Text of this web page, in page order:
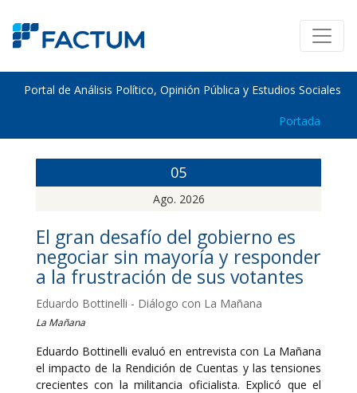
Portal de Análisis Político, Opinión Pública y Estudios Sociales
Portada
05
Ago. 2026
El gran desafío del gobierno es
negociar sin mayoría y responder
a la frustración de sus votantes
Eduardo Bottinelli - Diálogo con La Mañana
La Mañana
Eduardo Bottinelli evaluó en entrevista con La Mañana
el impacto de la Rendición de Cuentas y las tensiones
crecientes con la militancia oficialista. Explicó que el